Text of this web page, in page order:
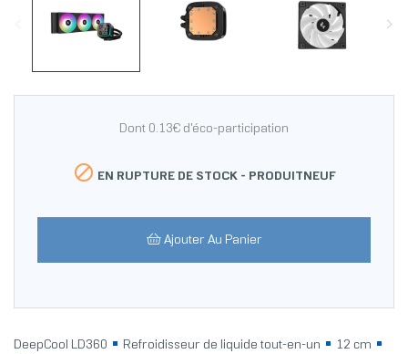
Dont 0.13€ d'éco-participation
 EN RUPTURE DE STOCK - PRODUITNEUF
Ajouter Au Panier
DeepCool LD360 Refroidisseur de liquide tout-en-un
12 cm